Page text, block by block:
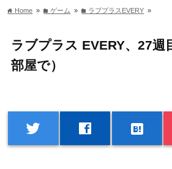
home Home » folderゲーム » folder ラブプラスEVERY »
ラブプラス EVERY、27週
部屋で）
twitter facebook hatenabookmark